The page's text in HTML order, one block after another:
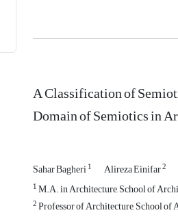
A Classification of
Domain of Semiotics in
Sahar Bagheri1 Alireza Einifar2
1M.A. in Architecture, School of
2Professor of Architecture, School of